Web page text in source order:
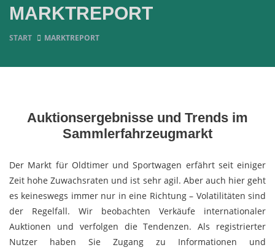
MARKTREPORT
START MARKTREPORT
Auktionsergebnisse und Trends im
Sammlerfahrzeugmarkt
Der Markt für Oldtimer und Sportwagen erfährt seit einiger
Zeit hohe Zuwachsraten und ist sehr agil. Aber auch hier geht
es keineswegs immer nur in eine Richtung – Volatilitäten sind
der Regelfall. Wir beobachten Verkäufe internationaler
Auktionen und verfolgen die Tendenzen. Als registrierter
Nutzer haben Sie Zugang zu Informationen und